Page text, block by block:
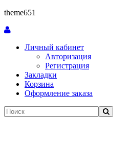
theme651
Личный кабинет
Авторизация
Регистрация
Закладки
Корзина
Оформление заказа